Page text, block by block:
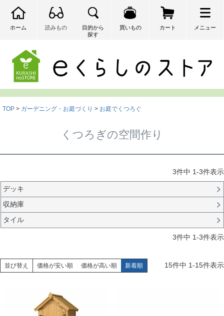
ホーム 読みもの
目的から
探す
買いもの カート メニュー
TOP ガーデニング・お庭づくり お庭でくつろぐ
くつろぎの空間作り
3件中 1-3件表示
デッキ
収納庫
タイル
3件中 1-3件表示
並び替え 価格が安い順 価格が高い順 新着順 15件中 1-15件表示